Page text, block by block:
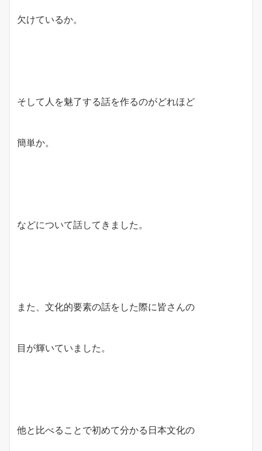
欠けているか。
そして人を魅了する話を作るのがどれほど
簡単か。
などについて話してきました。
また、文化的要素の話をした際に皆さんの
目が輝いていました。
他と比べることで初めて分かる日本文化の